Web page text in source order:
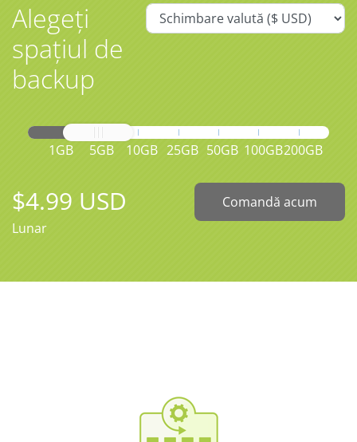
Alegeți
spațiul de
backup
1GB 5GB 10GB 25GB 50GB 100GB200GB
$4.99 USD
Lunar
Comandă acum